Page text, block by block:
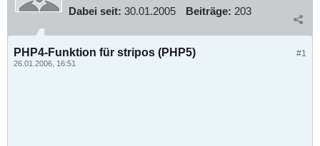
Dabei seit: 30.01.2005 Beiträge: 203
#1
PHP4-Funktion für stripos (PHP5)
26.01.2006, 16:51